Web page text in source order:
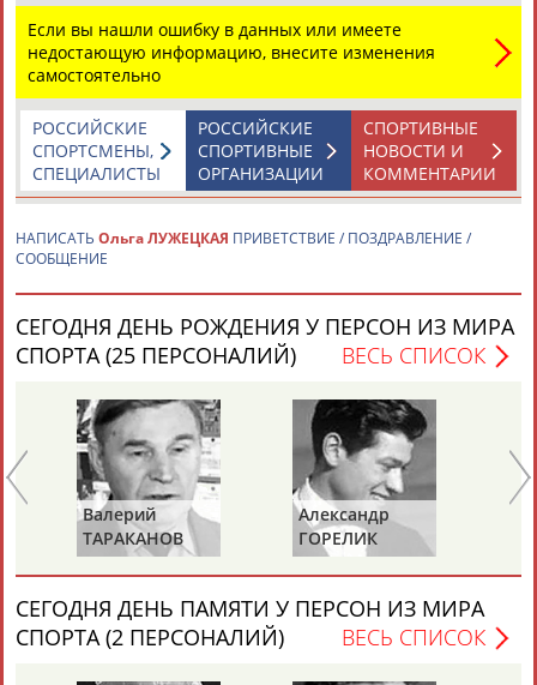
Каримжан
Аделя
Андрей
Герман
Рамазан
АБДУЛАЕВ
Тагир
АБДУЛАЕВ
Камиль
АБДУЛАЗИЗОВ
Загалав
АБДУЛБЕКОВ
Камалудин
Абдула
Магомед
Назир
Если вы нашли ошибку в данных или имеете
недостающую информацию, внесите изменения
самостоятельно
СПОРТИВНЫЕ
НОВОСТИ И
КОММЕНТАРИИ
РОССИЙСКИЕ
СПОРТИВНЫЕ
ОРГАНИЗАЦИИ
РОССИЙСКИЕ
СПОРТСМЕНЫ,
СПЕЦИАЛИСТЫ
НАПИСАТЬ Ольга ЛУЖЕЦКАЯ ПРИВЕТСТВИЕ / ПОЗДРАВЛЕНИЕ /
СООБЩЕНИЕ
СЕГОДНЯ ДЕНЬ РОЖДЕНИЯ У ПЕРСОН ИЗ МИРА
СПОРТА (25 ПЕРСОНАЛИЙ)
ВЕСЬ СПИСОК
Валерий
ТАРАКАНОВ
Александр
ГОРЕЛИК
СЕГОДНЯ ДЕНЬ ПАМЯТИ У ПЕРСОН ИЗ МИРА
СПОРТА (2 ПЕРСОНАЛИЙ)
ВЕСЬ СПИСОК